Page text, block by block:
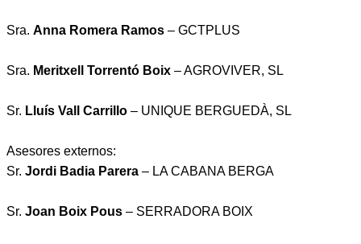
Sra. Anna Romera Ramos – GCTPLUS
Sra. Meritxell Torrentó Boix – AGROVIVER, SL
Sr. Lluís Vall Carrillo – UNIQUE BERGUEDÀ, SL
Asesores externos:
Sr. Jordi Badia Parera – LA CABANA BERGA
Sr. Joan Boix Pous – SERRADORA BOIX